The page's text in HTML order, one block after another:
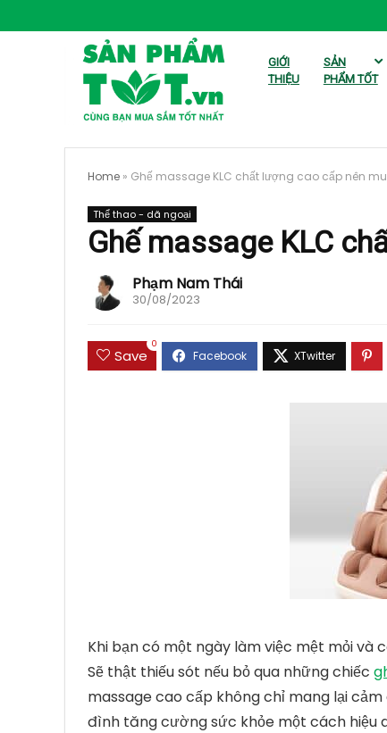
GIỚI
THIỆU
SẢN
PHẨM TỐT
Home » Ghế massage KLC chất lượng cao cấp nên
Thể thao - dã ngoại
Ghế massage KLC
Phạm Nam Thái
30/08/2023
Save
0
Khi bạn có một ngày làm việc mệt mỏi và
Sẽ thật thiếu sót nếu bỏ qua những chiếc
massage cao cấp không chỉ mang lại
đình tăng cường sức khỏe một cách hiệu